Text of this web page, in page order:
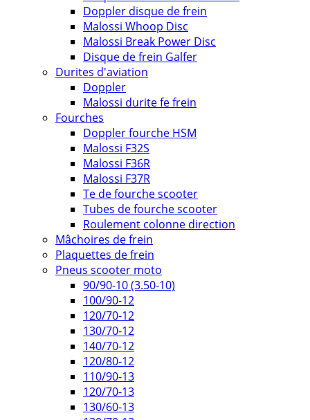
Doppler disque de frein
Malossi Whoop Disc
Malossi Break Power Disc
Disque de frein Galfer
Durites d'aviation
Doppler
Malossi durite fe frein
Fourches
Doppler fourche HSM
Malossi F32S
Malossi F36R
Malossi F37R
Te de fourche scooter
Tubes de fourche scooter
Roulement colonne direction
Mâchoires de frein
Plaquettes de frein
Pneus scooter moto
90/90-10 (3.50-10)
100/90-12
120/70-12
130/70-12
140/70-12
120/80-12
110/90-13
120/70-13
130/60-13